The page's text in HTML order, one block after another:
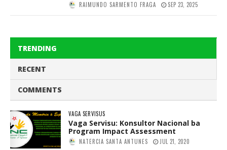
RAIMUNDO SARMENTO FRAGA SEP 23, 2025
TRENDING
RECENT
COMMENTS
VAGA SERVISUS
Vaga Servisu: Konsultor Nacional ba
Program Impact Assessment
NATERCIA SANTA ANTUNES JUL 21, 2020